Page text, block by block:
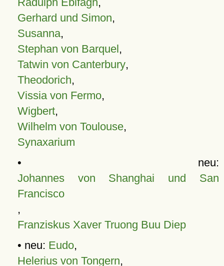
Gerhard und Simon,
Susanna,
Stephan von Barquel,
Tatwin von Canterbury,
Theodorich,
Vissia von Fermo,
Wigbert,
Wilhelm von Toulouse,
Synaxarium
• neu:
Johannes von Shanghai und San
Francisco
,
Franziskus Xaver Truong Buu Diep
• neu: Eudo,
Helerius von Tongern,